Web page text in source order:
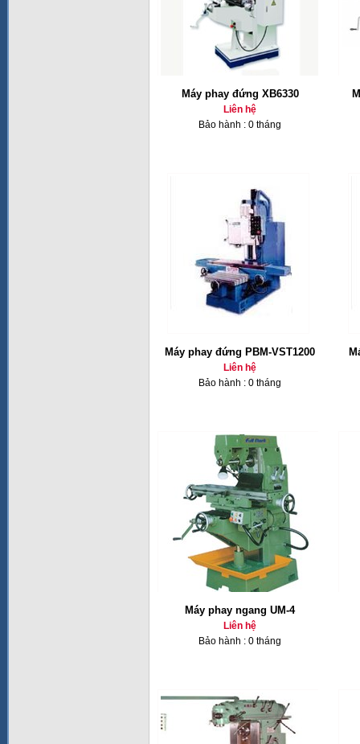
Máy phay đứng XB6330
Liên hệ
Bảo hành : 0 tháng
Máy phay đứng PBM-VST1200
Liên hệ
Bảo hành : 0 tháng
Máy phay ngang UM-4
Liên hệ
Bảo hành : 0 tháng